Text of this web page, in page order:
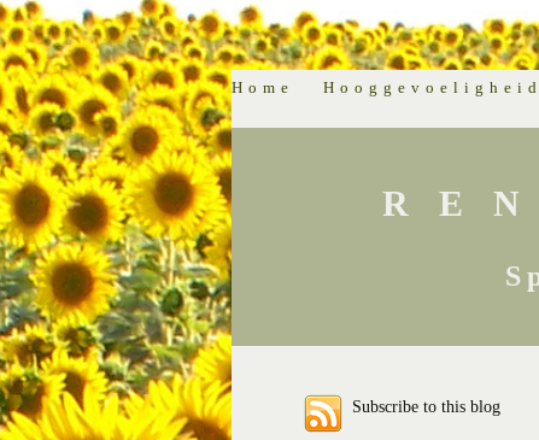
Home Hooggevoeligheid
Subscribe to this blog